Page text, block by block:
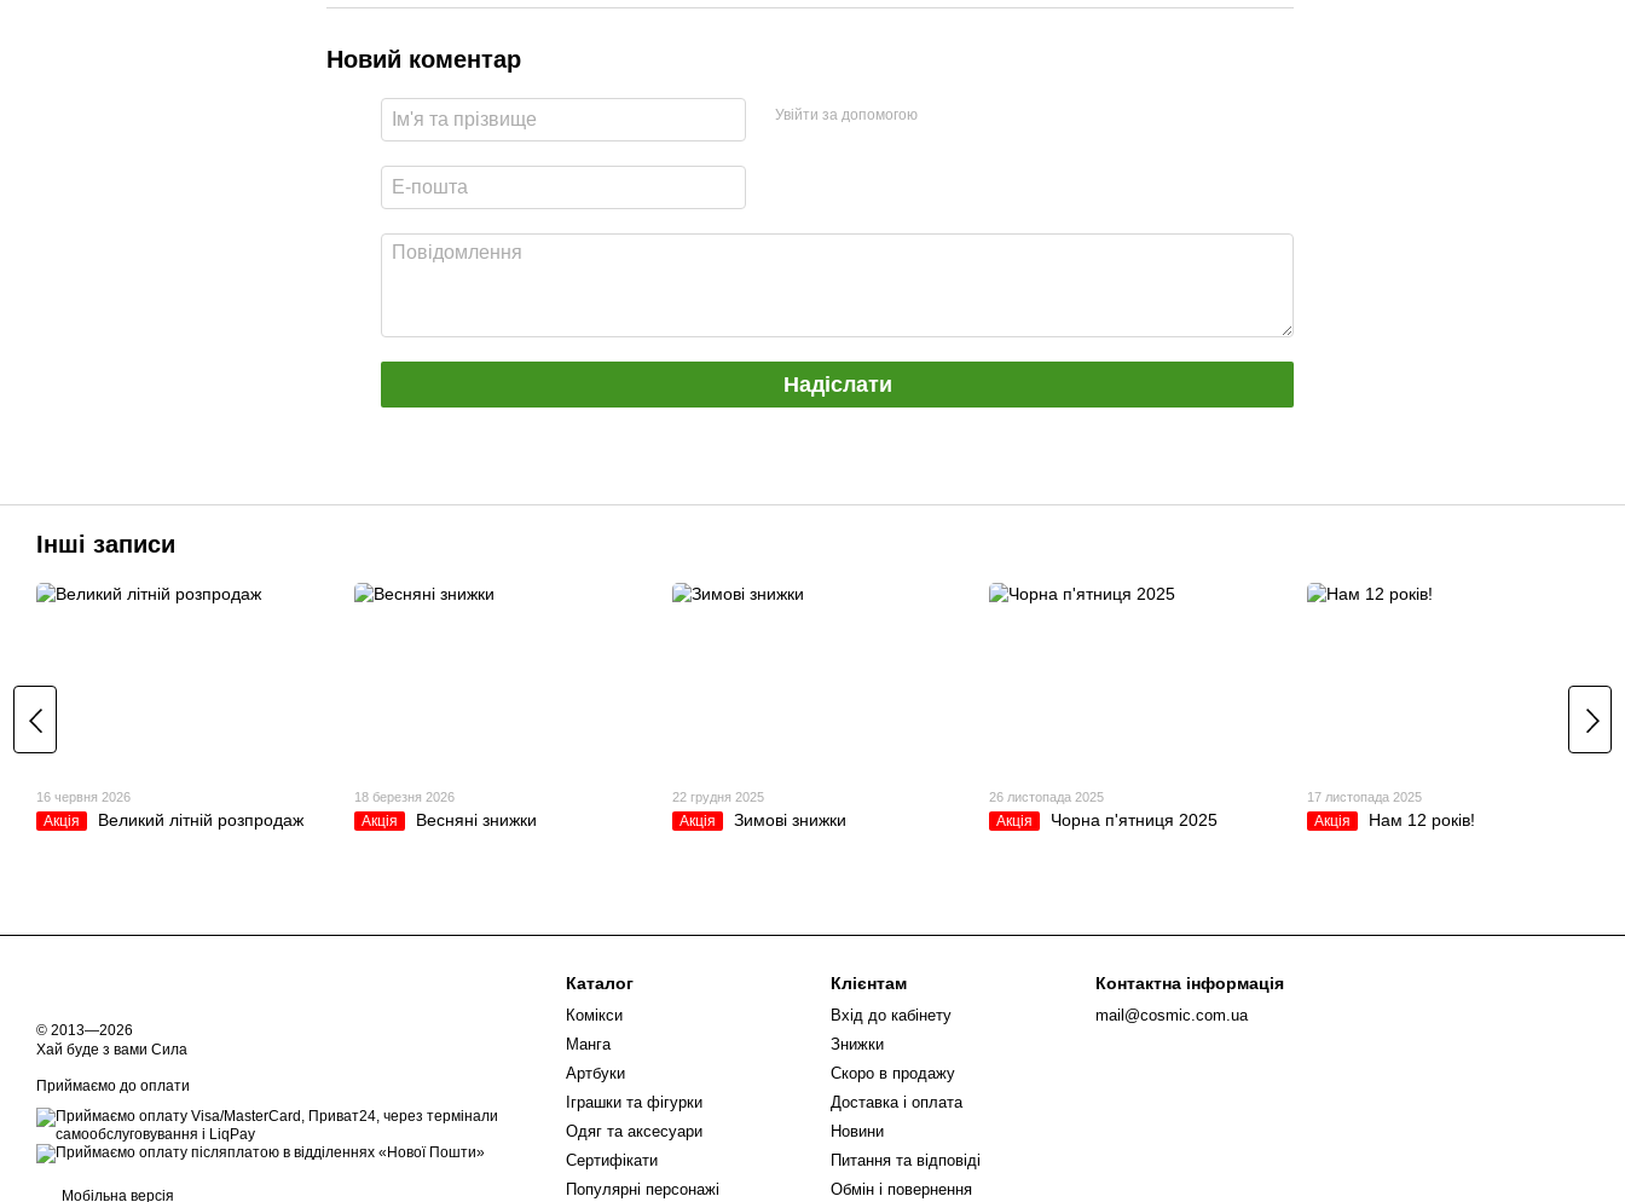
Новий коментар
Увійти за допомогою
Надіслати
Інші записи
16 червня 2026
Акція Великий літній розпродаж
18 березня 2026
Акція Весняні знижки
22 грудня 2025
Акція Зимові знижки
26 листопада 2025
Акція Чорна п'ятниця 2025
17 листопада 2025
Акція Нам 12 років!
© 2013—2026
Хай буде з вами Сила
Приймаємо до оплати
Мобільна версія
Каталог
Комікси
Манга
Артбуки
Іграшки та фігурки
Одяг та аксесуари
Сертифікати
Популярні персонажі
Клієнтам
Вхід до кабінету
Знижки
Скоро в продажу
Доставка і оплата
Новини
Питання та відповіді
Обмін і повернення
Контактна інформація
mail@cosmic.com.ua